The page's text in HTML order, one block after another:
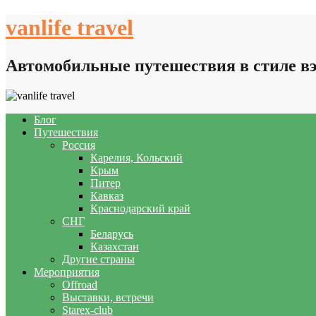
to
vanlife travel
Автомобильные путешествия в стиле
Блог
Путешествия
Россия
Карелия, Кольский
Крым
Питер
Кавказ
Краснодарский край
СНГ
Беларусь
Казахстан
Другие страны
Мероприятия
Offroad
Выставки, встречи
Starex-club